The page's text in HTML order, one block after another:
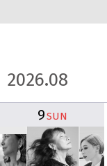
2026.08
9SUN